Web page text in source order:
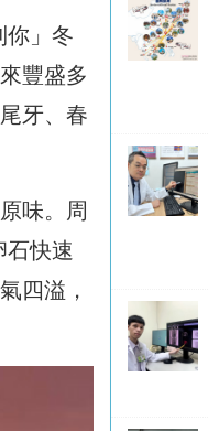
你」冬
豐盛多
牙、春
味。周
石快速
四溢，